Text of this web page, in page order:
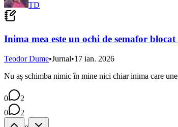
TD
Inima mea este un ochi de semafor blocat
Teodor Dume•Jurnal•17 ian. 2026
Nu aș schimba nimic în mine nici chiar inima care
0
2
0
2